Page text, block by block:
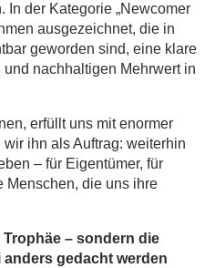
In der Kategorie „Newcomer
ausgezeichnet, die in
geworden sind, eine klare
nachhaltigen Mehrwert in
erfüllt uns mit enormer
ihn als Auftrag: weiterhin
– für Eigentümer, für
Menschen, die uns ihre
– sondern die
gedacht werden